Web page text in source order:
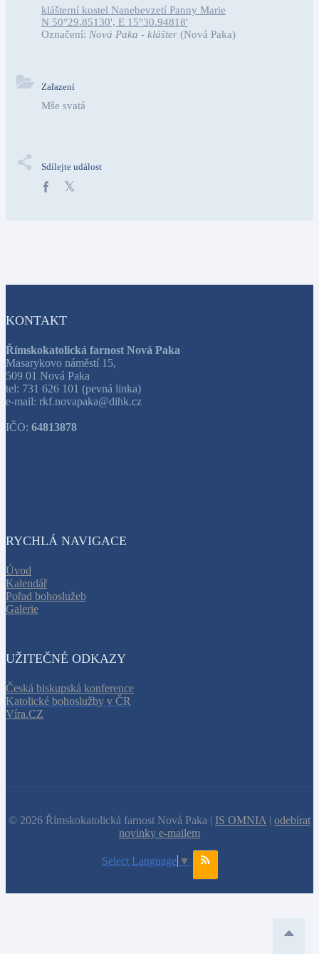
klášterní kostel Nanebevzetí Panny Marie
N 50°29.85130', E 15°30.94818'
Označení: Nová Paka - klášter (Nová Paka)
Zařazení
Mše svatá
Sdílejte událost
KONTAKT
Římskokatolická farnost Nová Paka
Masarykovo náměstí 15,
509 01 Nová Paka
tel: 731 626 101 (pevná linka)
e-mail: rkf.novapaka@dihk.cz
IČO: 64813878
RYCHLÁ NAVIGACE
Úvod
Kalendář
Pořad bohoslužeb
Galerie
UŽITEČNÉ ODKAZY
Česká biskupská konference
Katolické bohoslužby v ČR
Víra.CZ
© 2026 Římskokatolická farnost Nová Paka | IS OMNIA | odebírat
novinky e-mailem
Select Language ▼